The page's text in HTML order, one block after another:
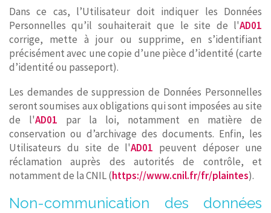
Dans ce cas, l’Utilisateur doit indiquer les Données
Personnelles qu’il souhaiterait que le site de l'AD01
corrige, mette à jour ou supprime, en s’identifiant
précisément avec une copie d’une pièce d’identité (carte
d’identité ou passeport).
Les demandes de suppression de Données Personnelles
seront soumises aux obligations qui sont imposées au site
de l'AD01 par la loi, notamment en matière de
conservation ou d’archivage des documents. Enfin, les
Utilisateurs du site de l'AD01 peuvent déposer une
réclamation auprès des autorités de contrôle, et
notamment de la CNIL (https://www.cnil.fr/fr/plaintes).
Non-communication des données